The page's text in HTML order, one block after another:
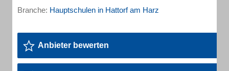
Branche: Hauptschulen in Hattorf am Harz
Anbieter bewerten